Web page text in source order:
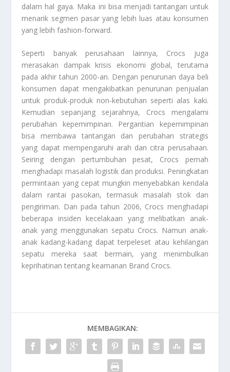
dalam hal gaya. Maka ini bisa menjadi tantangan untuk
menarik segmen pasar yang lebih luas atau konsumen
yang lebih fashion-forward.
Seperti banyak perusahaan lainnya, Crocs juga
merasakan dampak krisis ekonomi global, terutama
pada akhir tahun 2000-an. Dengan penurunan daya beli
konsumen dapat mengakibatkan penurunan penjualan
untuk produk-produk non-kebutuhan seperti alas kaki.
Kemudian sepanjang sejarahnya, Crocs mengalami
perubahan kepemimpinan. Pergantian kepemimpinan
bisa membawa tantangan dan perubahan strategis
yang dapat mempengaruhi arah dan citra perusahaan.
Seiring dengan pertumbuhan pesat, Crocs pernah
menghadapi masalah logistik dan produksi. Peningkatan
permintaan yang cepat mungkin menyebabkan kendala
dalam rantai pasokan, termasuk masalah stok dan
pengiriman. Dan pada tahun 2006, Crocs menghadapi
beberapa insiden kecelakaan yang melibatkan anak-
anak yang menggunakan sepatu Crocs. Namun anak-
anak kadang-kadang dapat terpeleset atau kehilangan
sepatu mereka saat bermain, yang menimbulkan
keprihatinan tentang keamanan Brand Crocs.
MEMBAGIKAN: